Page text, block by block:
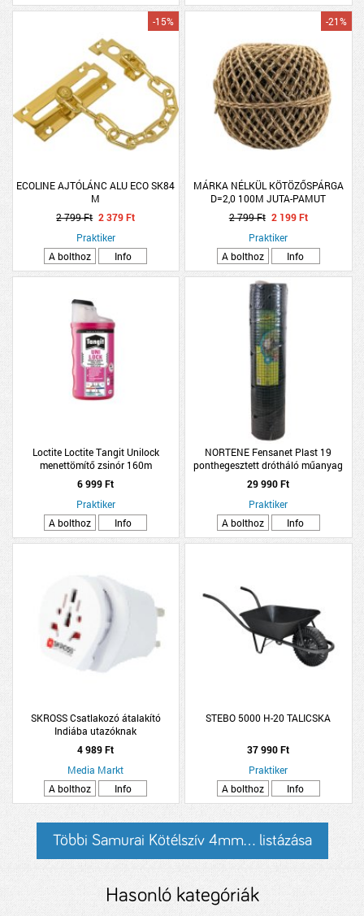
ECOLINE AJTÓLÁNC ALU ECO SK84
M
-15%
2 799 Ft 2 379 Ft
Praktiker
A bolthoz
Info
MÁRKA NÉLKÜL KÖTÖZŐSPÁRGA
D=2,0 100M JUTA-PAMUT
-21%
2 799 Ft 2 199 Ft
Praktiker
A bolthoz
Info
Loctite Loctite Tangit Unilock
menettömítő zsinór 160m
6 999 Ft
Praktiker
A bolthoz
Info
NORTENE Fensanet Plast 19
ponthegesztett drótháló műanyag
bevonatú zöld 1x25m
29 990 Ft
Praktiker
A bolthoz
Info
SKROSS Csatlakozó átalakító
Indiába utazóknak
4 989 Ft
Media Markt
A bolthoz
Info
STEBO 5000 H-20 TALICSKA
37 990 Ft
Praktiker
A bolthoz
Info
Többi Samurai Kötélszív 4mm... listázása
Hasonló kategóriák